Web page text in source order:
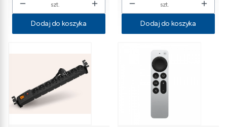
szt.
Dodaj do koszyka
szt.
Dodaj do koszyka